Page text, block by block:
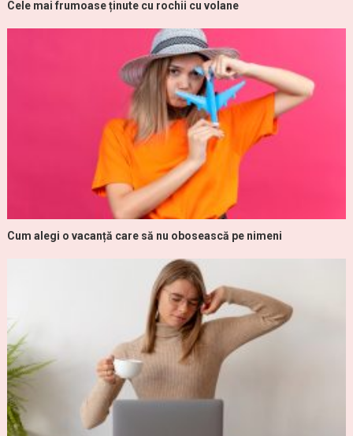
Cele mai frumoase ținute cu rochii cu volane
Cum alegi o vacanță care să nu obosească pe nimeni